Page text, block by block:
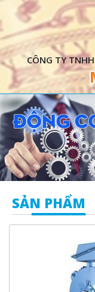
CÔNG TY
SẢN PHẨM